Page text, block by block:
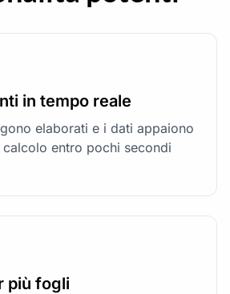
in tempo reale
elaborati e i dati appaiono
entro pochi secondi
più fogli